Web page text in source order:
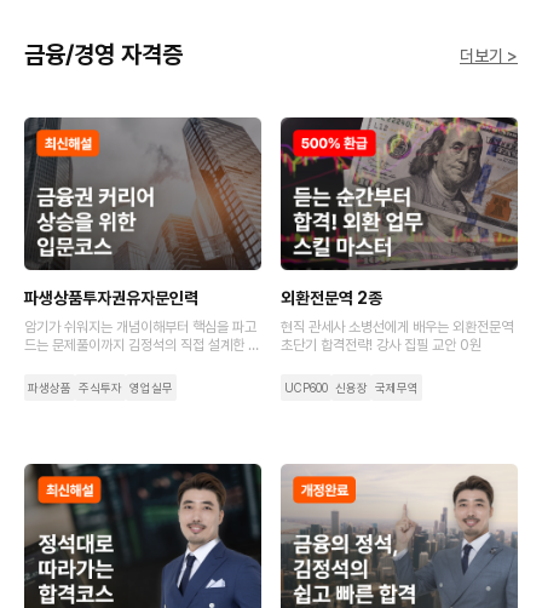
금융/경영 자격증 더보기 >
파생상품투자권유자문인력
암기가 쉬워지는 개념이해부터 핵심을 파고
드는 문제풀이까지 김정석의 직접 설계한 커
파생상품 주식투자 영업실무
외환전문역 2종
현직 관세사 소병선에게 배우는 외환전문역
초단기 합격전략! 강사 집필 교안 0원
UCP600 신용장 국제무역